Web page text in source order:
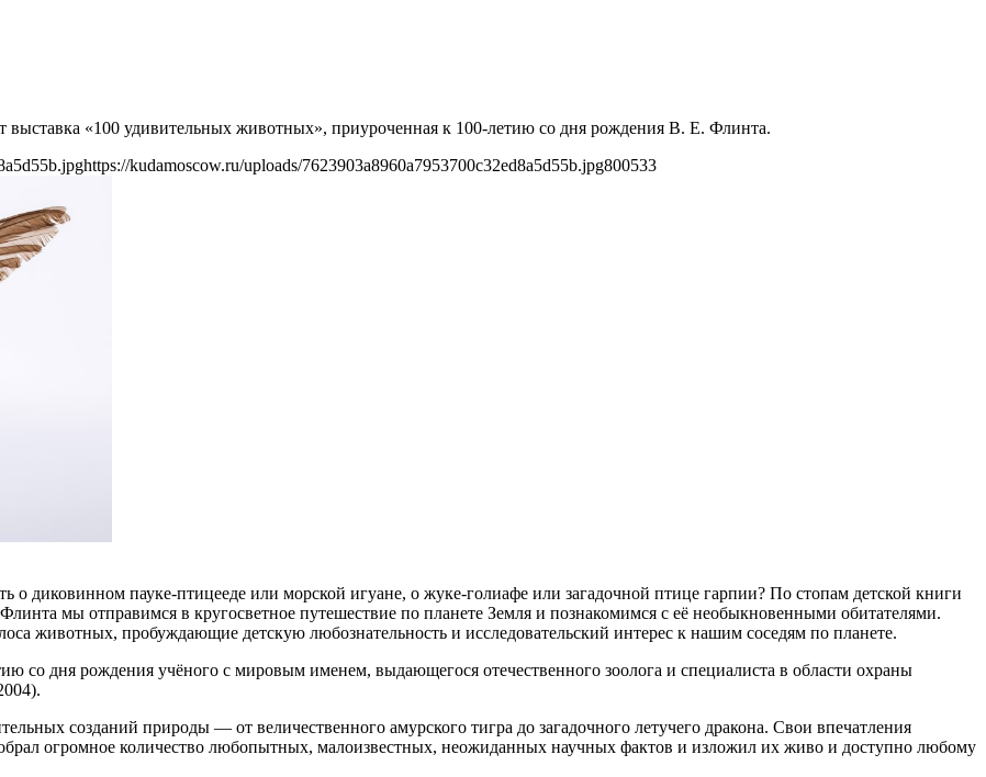
выставка «100 удивительных животных», приуроченная к 100-летию со дня рождения В. Е. Флинта.
https://kudamoscow.ru/uploads/7623903a8960a7953700c32ed8a5d55b.jpg800533
диковинном пауке-птицееде или морской игуане, о жуке-голиафе или загадочной птице гарпии? По стопам детской книги
мы отправимся в кругосветное путешествие по планете Земля и познакомимся с её необыкновенными обитателями.
животных, пробуждающие детскую любознательность и исследовательский интерес к нашим соседям по планете.
со дня рождения учёного с мировым именем, выдающегося отечественного зоолога и специалиста в области охраны
созданий природы — от величественного амурского тигра до загадочного летучего дракона. Свои впечатления
огромное количество любопытных, малоизвестных, неожиданных научных фактов и изложил их живо и доступно любому